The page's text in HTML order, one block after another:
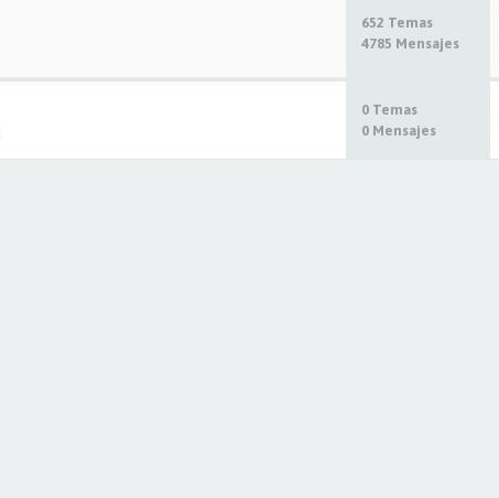
652 Temas
4785 Mensajes
0 Temas
0 Mensajes